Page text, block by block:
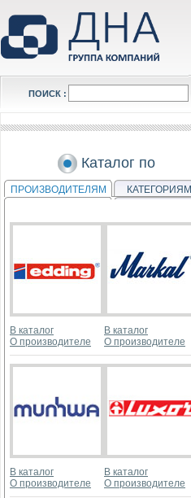
ПОИСК :
Каталог по
ПРОИЗВОДИТЕЛЯМ КАТЕГОРИЯМ
В каталог
О производителе
В каталог
О производителе
В каталог
О производителе
В каталог
О производителе